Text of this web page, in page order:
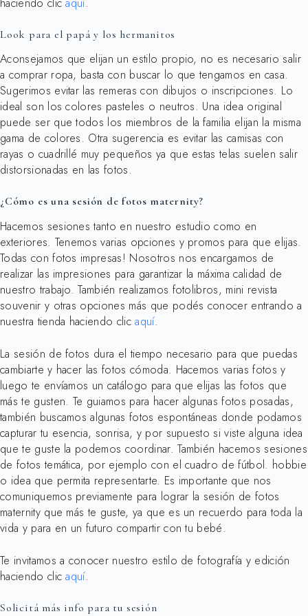
Look para el papá y los hermanitos
Aconsejamos que elijan un estilo propio, no es necesario salir
a comprar ropa, basta con buscar lo que tengamos en casa.
Sugerimos evitar las remeras con dibujos o inscripciones. Lo
ideal son los colores pasteles o neutros. Una idea original
puede ser que todos los miembros de la familia elijan la misma
gama de colores. Otra sugerencia es evitar las camisas con
rayas o cuadrillé muy pequeños ya que estas telas suelen salir
distorsionadas en las fotos.
¿Cómo es una sesión de fotos maternity?
Hacemos sesiones tanto en nuestro estudio como en
exteriores. Tenemos varias opciones y promos para que elijas.
Todas con fotos impresas! Nosotros nos encargamos de
realizar las impresiones para garantizar la máxima calidad de
nuestro trabajo. También realizamos fotolibros, mini revista
souvenir y otras opciones más que podés conocer entrando a
nuestra tienda haciendo clicaquí.
La sesión de fotos dura el tiempo necesario para que puedas
cambiarte y hacer las fotos cómoda. Hacemos varias fotos y
luego te envíamos un catálogo para que elijas las fotos que
más te gusten. Te guiamos para hacer algunas fotos posadas,
también buscamos algunas fotos espontáneas donde podamos
capturar tu esencia, sonrisa, y por supuesto si viste alguna idea
que te guste la podemos coordinar. También hacemos sesiones
de fotos temática, por ejemplo con el cuadro de fútbol. hobbie
o idea que permita representarte. Es importante que nos
comuniquemos previamente para lograr la sesión de fotos
maternity que más te guste, ya que es un recuerdo para toda la
vida y para en un futuro compartir con tu bebé.
Te invitamos a conocer nuestro estilo de fotografía y edición
haciendo clicaquí.
Solicitá más info para tu sesión